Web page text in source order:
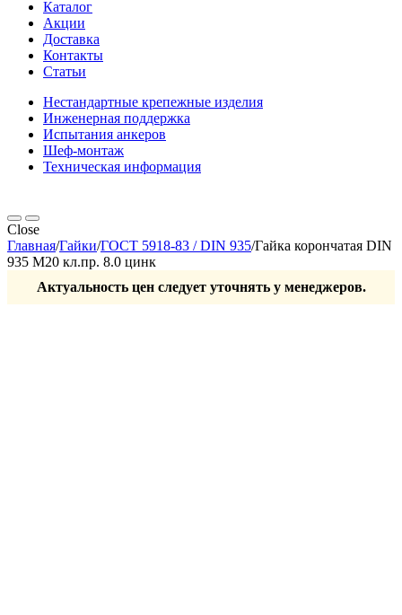
Каталог
Акции
Доставка
Контакты
Статьи
Нестандартные крепежные изделия
Инженерная поддержка
Испытания анкеров
Шеф-монтаж
Техническая информация
Close
Главная/Гайки/ГОСТ 5918-83 / DIN 935/Гайка корончатая DIN
935 М20 кл.пр. 8.0 цинк
Актуальность цен следует уточнять у менеджеров.